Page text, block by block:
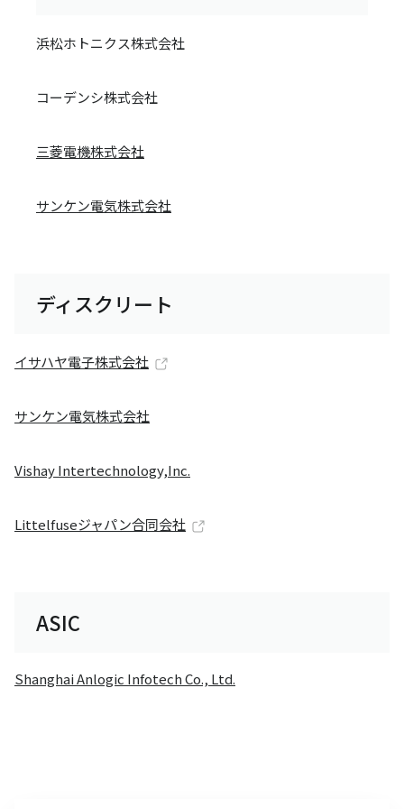
浜松ホトニクス株式会社
コーデンシ株式会社
三菱電機株式会社
サンケン電気株式会社
ディスクリート
イサハヤ電子株式会社
サンケン電気株式会社
Vishay Intertechnology,Inc.
Littelfuseジャパン合同会社
ASIC
Shanghai Anlogic Infotech Co., Ltd.